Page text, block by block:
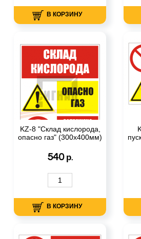
В КОРЗИНУ
KZ-8 "Склад кислорода,
опасно газ" (300х400мм)
540 р.
В КОРЗИНУ